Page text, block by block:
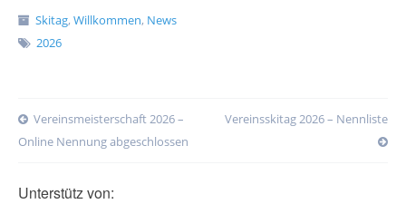
Skitag, Willkommen, News
2026
Post
navigation
Vereinsmeisterschaft 2026 –
Online Nennung abgeschlossen
Vereinsskitag 2026 – Nennliste
Unterstütz von: